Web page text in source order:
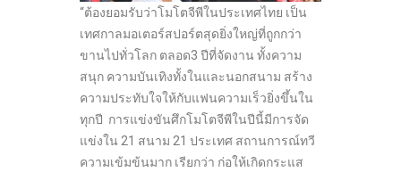
“ต้องยอมรับว่าโมโตจีพีในประเทศไทย เป็น
เทศกาลมอเตอร์สปอร์ตสุดยิ่งใหญ่ที่ถูกกว่า
ขานไปทั่วโลก ตลอด3 ปีที่จัดงาน ทั้งความ
สนุก ความบันเทิงทั้งในและนอกสนาม สร้าง
ความประทับใจให้กับแฟนความเร็วยิ่งขึ้นใน
ทุกปี การแข่งขันศึกโมโตจีพีในปีนี้มีการจัด
แข่งใน 21 สนาม 21 ประเทศ สถานการณ์ทวี
ความเข้มข้นมาก เรียกว่า ก่อให้เกิดกระแส